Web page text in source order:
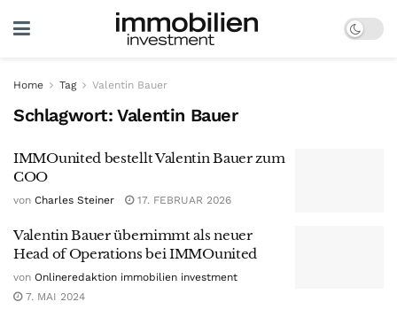
Home Tag Valentin Bauer
Schlagwort:Valentin Bauer
IMMOunited bestellt Valentin Bauer zum
COO
von Charles Steiner 17. FEBRUAR 2026
Valentin Bauer übernimmt als neuer
Head of Operations bei IMMOunited
von Onlineredaktion immobilien investment
7. MAI 2024